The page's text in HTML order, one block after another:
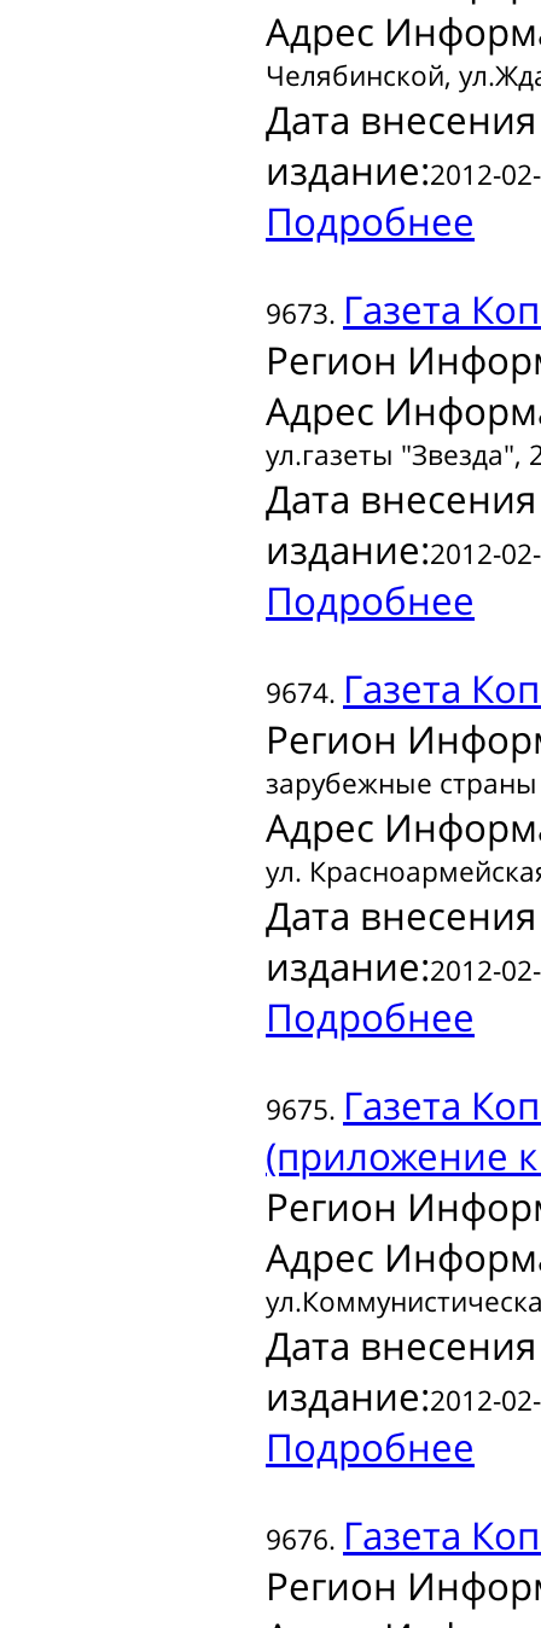
Адрес
Челябинской,
Дата
издание:2012-
Подробнее
9673. Газета
Регион
Адрес
ул.газеты "Звезда",
Дата
издание:2012-
Подробнее
9674. Газета
Регион
зарубежные страны
Адрес
ул.
Дата
издание:2012-
Подробнее
9675. Газета
(приложение
Регион
Адрес
Дата
издание:2012-
Подробнее
9676. Газета
Регион